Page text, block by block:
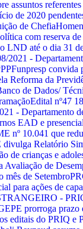
assuntos
de 2020
de Chefia
com reserva
LND até o dia 31
2021 -
Funpresp convida
Reforma da
de Dados/
Edital nº47
- Departamento
EAD e
nº 10.041 que
divulga Relatório
de crianças e
de
mês de Setembro
para ações de
-
prorroga prazo
editais do PRIQ e